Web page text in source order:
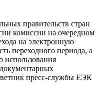
правительств стран
комиссии на очередном
на электронную
переходного периода, а
использования
пресс-службы ЕЭК